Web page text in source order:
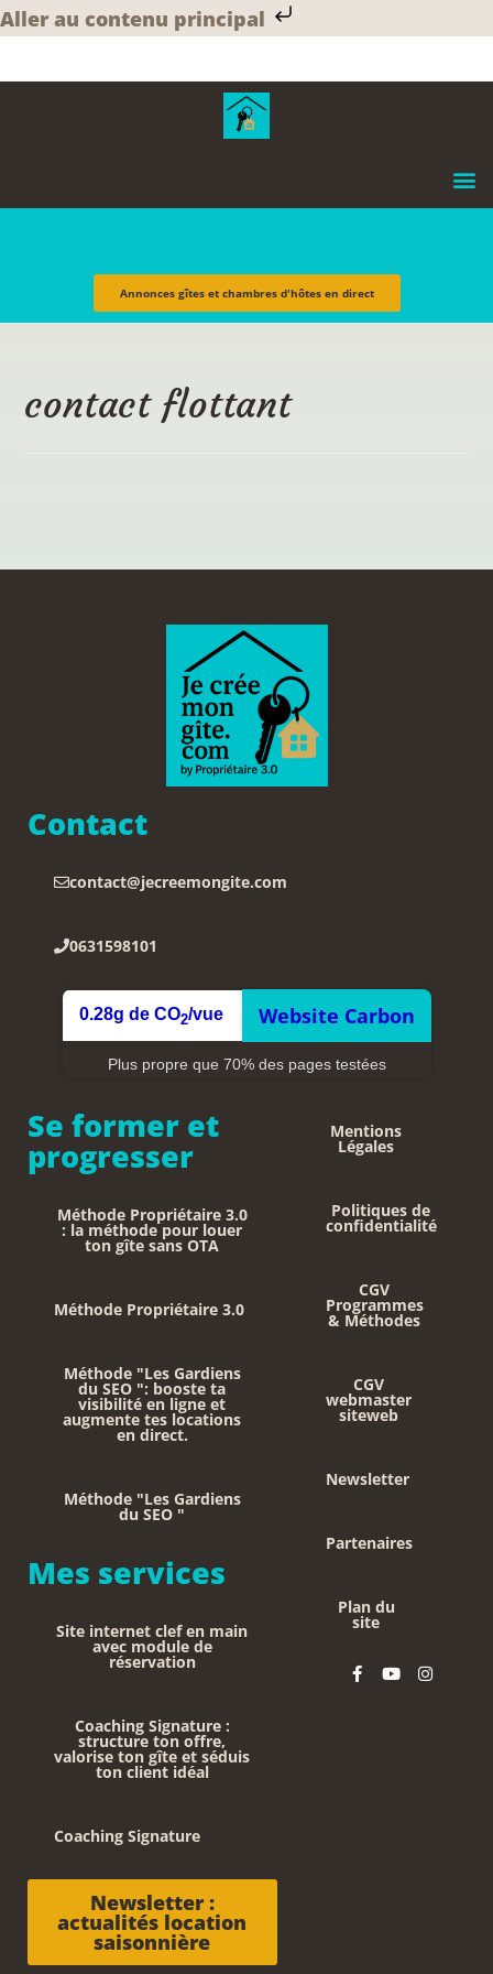
Aller au contenu principal
Annonces gîtes et chambres d'hôtes en direct
contact flottant
Contact
contact@jecreemongite.com
0631598101
0.28g de CO2/vue Website Carbon
Plus propre que 70% des pages testées
Se former et
progresser
Méthode Propriétaire 3.0
: la méthode pour louer
ton gîte sans OTA
Méthode Propriétaire 3.0
Méthode "Les Gardiens
du SEO ": booste ta
visibilité en ligne et
augmente tes locations
en direct.
Méthode "Les Gardiens
du SEO "
Mes services
Site internet clef en main
avec module de
réservation
Coaching Signature :
structure ton offre,
valorise ton gîte et séduis
ton client idéal
Coaching Signature
Newsletter :
actualités location
saisonnière
Mentions
Légales
Politiques de
confidentialité
CGV
Programmes
& Méthodes
CGV
webmaster
siteweb
Newsletter
Partenaires
Plan du
site